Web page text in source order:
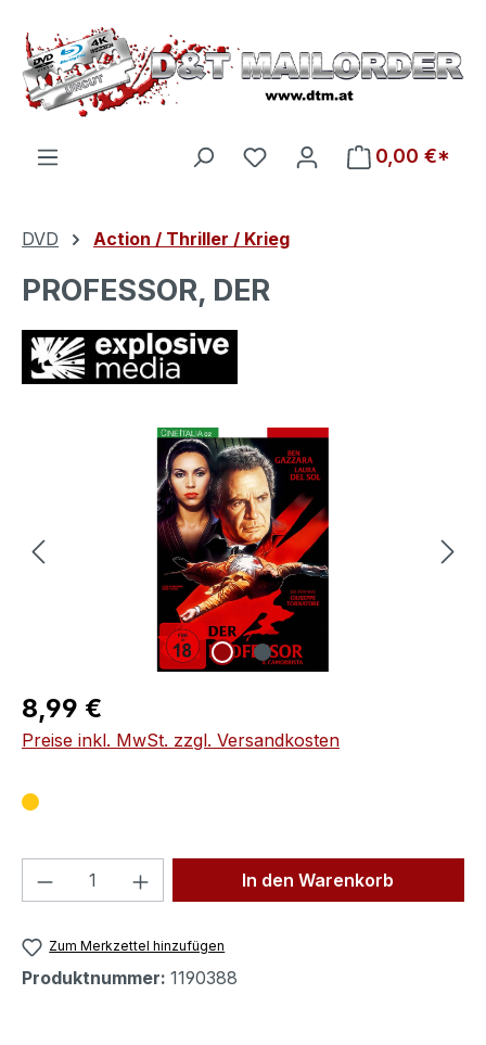
Zum Hauptinhalt springen
Du hast 0 Produkte auf
0,00 €*
DVD Action / Thriller / Krieg
PROFESSOR, DER
Bildergalerie überspringen
Regulärer Preis:
8,99 €
Preise inkl. MwSt. zzgl. Versandkosten
Produkt Anzahl: Gib denIn den Warenkorb
Zum Merkzettel hinzufügen
Produktnummer: 1190388